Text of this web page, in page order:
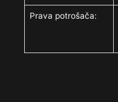
Prava potrošača: